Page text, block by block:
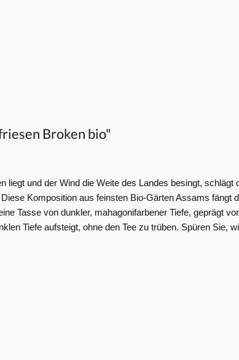
Broken bio"
liegt und der Wind die Weite des Landes besingt,
Diese Komposition aus feinsten Bio-Gärten Assams fängt
Tasse von dunkler, mahagonifarbener Tiefe, geprägt
Tiefe aufsteigt, ohne den Tee zu trüben. Spüren Sie,